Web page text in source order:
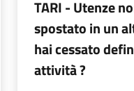
TARI - Utenze
spostato in un
hai cessato
attività ?